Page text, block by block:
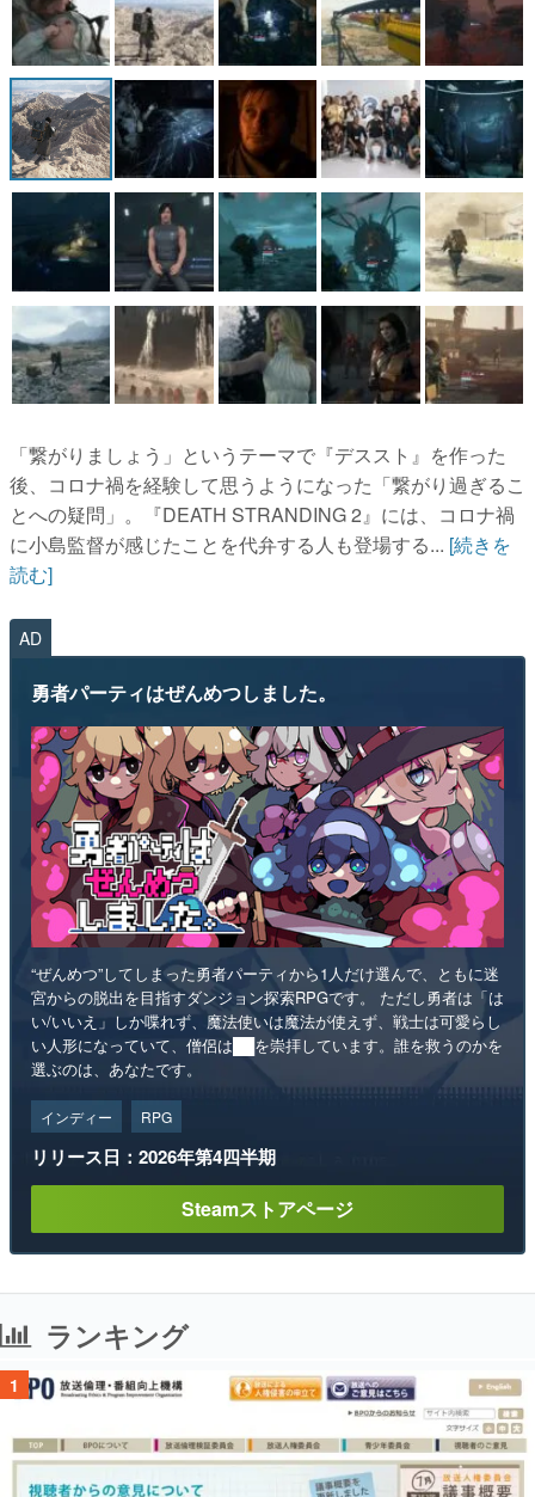
アプリレビュー
その他
電ファミニコゲーマーとは？
運営：株式会社マレ
「繋がりましょう」というテーマで『デススト』を作った
後、コロナ禍を経験して思うようになった「繋がり過ぎるこ
とへの疑問」。『DEATH STRANDING 2』には、コロナ禍
に小島監督が感じたことを代弁する人も登場する... [続きを
読む]
AD
勇者パーティはぜんめつしました。
“ぜんめつ”してしまった勇者パーティから1人だけ選んで、ともに迷
宮からの脱出を目指すダンジョン探索RPGです。 ただし勇者は「は
い/いいえ」しか喋れず、魔法使いは魔法が使えず、戦士は可愛らし
い人形になっていて、僧侶は██を崇拝しています。誰を救うのかを
選ぶのは、あなたです。
インディー RPG
リリース日：2026年第4四半期
Steamストアページ
ランキング
1